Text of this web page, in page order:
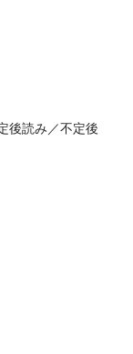
後読み／不定後